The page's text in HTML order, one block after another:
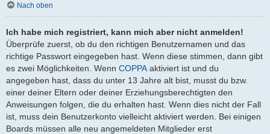
Nach oben
Ich habe mich registriert, kann mich aber nicht anmelden!
Überprüfe zuerst, ob du den richtigen Benutzernamen und das
richtige Passwort eingegeben hast. Wenn diese stimmen, dann gibt
es zwei Möglichkeiten. Wenn COPPA aktiviert ist und du
angegeben hast, dass du unter 13 Jahre alt bist, musst du bzw.
einer deiner Eltern oder deiner Erziehungsberechtigten den
Anweisungen folgen, die du erhalten hast. Wenn dies nicht der Fall
ist, muss dein Benutzerkonto vielleicht aktiviert werden. Bei einigen
Boards müssen alle neu angemeldeten Mitglieder erst